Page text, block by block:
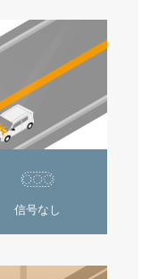
信号なし